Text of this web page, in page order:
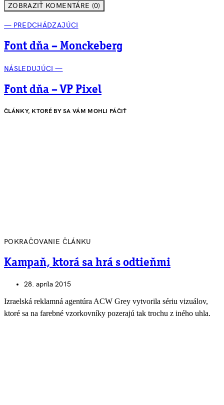
ZOBRAZIŤ KOMENTÁRE (0)
— PREDCHÁDZAJÚCI
Font dňa – Monckeberg
NÁSLEDUJÚCI —
Font dňa – VP Pixel
ČLÁNKY, KTORÉ BY SA VÁM MOHLI PÁČIŤ
POKRAČOVANIE ČLÁNKU
Kampaň, ktorá sa hrá s odtieňmi
28. apríla 2015
Izraelská reklamná agentúra ACW Grey vytvorila sériu vizuálov,
ktoré sa na farebné vzorkovníky pozerajú tak trochu z iného uhla.